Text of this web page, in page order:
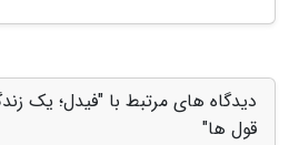
دیدگاه های مرتبط با "فیدل؛ یک
قول ها"